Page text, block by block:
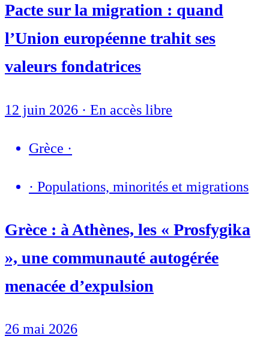
Pacte sur la migration : quand
l’Union européenne trahit ses
valeurs fondatrices
12 juin 2026 · En accès libre
Grèce ·
· Populations, minorités et migrations
Grèce : à Athènes, les « Prosfygika
», une communauté autogérée
menacée d’expulsion
26 mai 2026